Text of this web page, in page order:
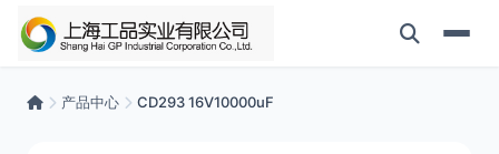
产品中心 CD293 16V10000uF